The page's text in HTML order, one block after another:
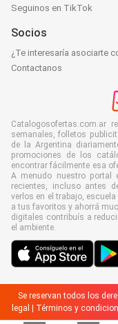
Seguinos en TikTok
Socios
¿Te interesaría asociarte
Contactanos
Catalogosofertas.com.ar
semanales, folletos
de la Argentina
promociones de los
encontrar fácilmente esa
A menudo nuestro
recientes, incluso antes
verlos en el trabajo,
a tus favoritos y ahorrá
digitales contribuís a
el ambiente.
Se reservan todos los
legal
Términos y